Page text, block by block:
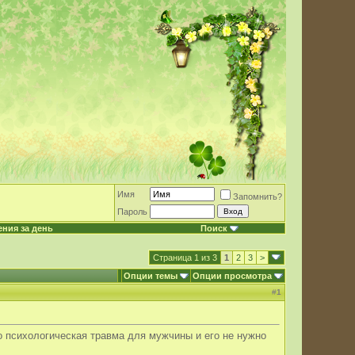
Имя
Запомнить?
Пароль
за день
Поиск
Страница 1 из 3 1 2 3
>
Опции темы
Опции просмотра
#1
травма для мужчины и его не нужно